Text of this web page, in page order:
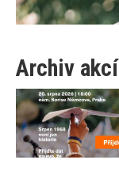
Archiv akcí